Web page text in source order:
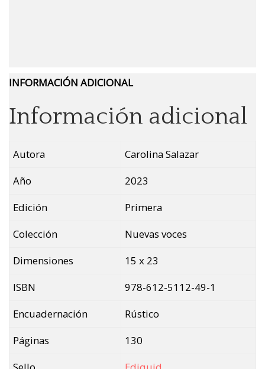
INFORMACIÓN ADICIONAL
Información adicional
Autora
Carolina Salazar
Año
2023
Edición
Primera
Colección
Nuevas voces
Dimensiones
15 x 23
ISBN
978-612-5112-49-1
Encuadernación
Rústico
Páginas
130